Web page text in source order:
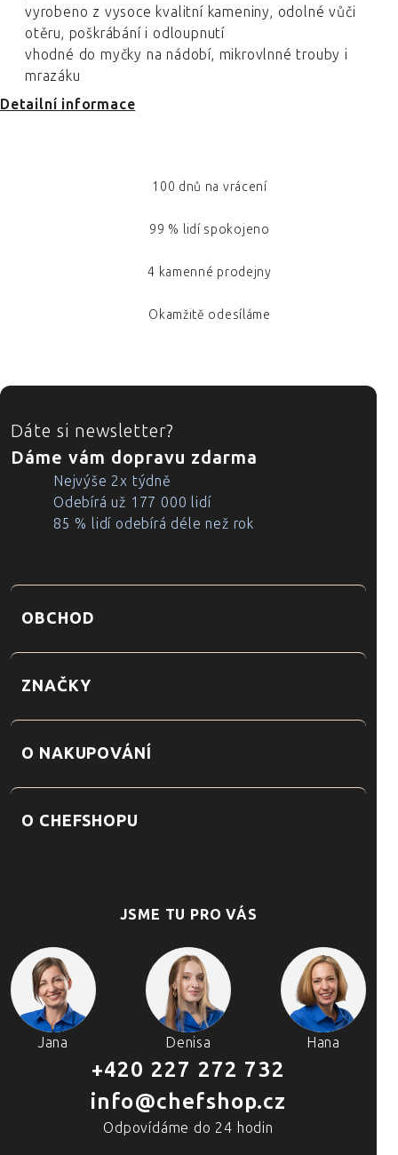
vyrobeno z vysoce kvalitní kameniny, odolné vůči
otěru, poškrábání i odloupnutí
vhodné do myčky na nádobí, mikrovlnné trouby i
mrazáku
Detailní informace
100 dnů na vrácení
99 % lidí spokojeno
4 kamenné prodejny
Okamžitě odesíláme
ZÁPATÍ
Dáte si newsletter?
Dáme vám dopravu zdarma
Nejvýše 2x týdně
Odebírá už 177 000 lidí
85 % lidí odebírá déle než rok
OBCHOD
ZNAČKY
O NAKUPOVÁNÍ
O CHEFSHOPU
JSME TU PRO VÁS
Jana Denisa Hana
+420 227 272 732
info@chefshop.cz
Odpovídáme do 24 hodin